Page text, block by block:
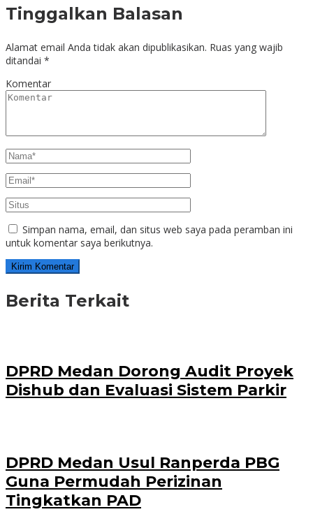
Tinggalkan Balasan
Alamat email Anda tidak akan dipublikasikan. Ruas yang wajib
ditandai *
Komentar
Simpan nama, email, dan situs web saya pada peramban ini
untuk komentar saya berikutnya.
Berita Terkait
DPRD Medan Dorong Audit Proyek
Dishub dan Evaluasi Sistem Parkir
DPRD Medan Usul Ranperda PBG
Guna Permudah Perizinan
Tingkatkan PAD